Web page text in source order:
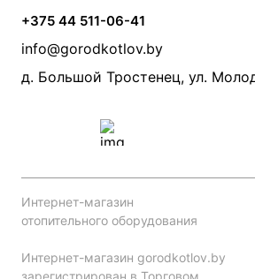
Камины и печи
Дымоходы
Акции
Производители
Монтаж систем отопления
Прайс по монтажу систем отопления
Проект систем отопления
+375 44 511-06-41
info@gorodkotlov.by
д. Большой Тростенец, ул.
Интернет-магазин
отопительного оборудования
Интернет-магазин gorodkotlov.by
зарегистрирован в Торговом